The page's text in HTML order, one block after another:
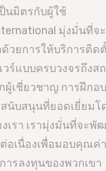
นมิตรกับผู้ใช้
มุ่งมั่นที่จ
ด้วยการให้บริการติด
ร์แบบครบวงจรถึงส
ผู้เชี่ยวชาญ การฝึกอ
นับสนุนที่ยอดเยี่ยมโ
เรา เรามุ่งมั่นที่จะ
ต่อเนื่องเพื่อมอบคุณค่
ารลงทุนของพวกเขา